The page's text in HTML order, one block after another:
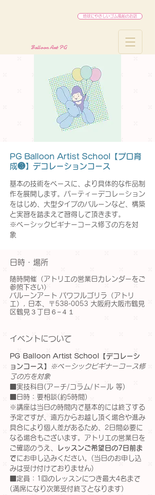
地球にやさしいゴム風船のお話
Balloon Art PG
PG Balloon Artist School【プロ育
成❸】デコレーションコース
基本の技術をベースに、より具体的な作品制
作を展開します。パーティーデコレーション
をはじめ、大型タイプのバルーンなど、構築
と実習を踏まえて習得して頂きます。
※ベーシックビギナーコース修了の方を対
象
日時・場所
随時開催（アトリエの営業日カレンダーをご
参照下さい）
バルーンアート パワフルゴリラ（アトリ
エ）, 日本、〒538-0053 大阪府大阪市鶴見
区鶴見３丁目６−４１
イベントについて
PG Balloon Artist School【デコレーシ
ョンコース】
※ベーシックビギナーコース修
了の方を対象
■実技科目(アーチ/コラム/ドール 等)
■日時：要相談(約5時間)
※講座は当日の時間内で基本的には終了する
予定ですが、遠方からお越し頂く場合や進み
具合により個人差があるため、2日間必要に
なる場合もございます。アトリエの営業日を
ご確認のうえ、
レッスンご希望日の7日前ま
でにお申し込みください。(当日のお申し込
みは受け付けておりません)
■定員：1回のレッスンにつき最大4名まで
(満席になり次第受付終了となります)